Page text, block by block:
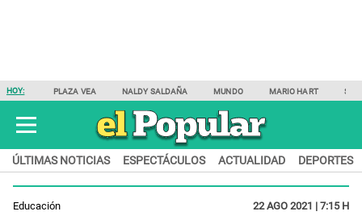
HOY: PLAZA VEA NALDY SALDAÑA MUNDO MARIO HART
ÚLTIMAS NOTICIAS ESPECTÁCULOS ACTUALIDAD DEPORTES
Educación 22 AGO 2021 | 7:15 H